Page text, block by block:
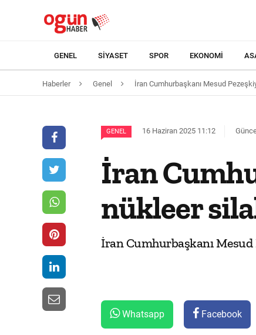
GENEL SIYASET SPOR EKONOMI
Haberler Genel İran Cumhurbaşkanı Mesud
GENEL 16 Haziran 2025 11:12
İran
nükleer
İran Cumhurbaşkanı
Whatsapp Facebook